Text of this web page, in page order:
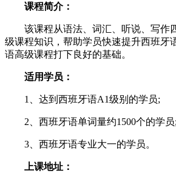
课程简介：
该课程从语法、词汇、听说、写作
级课程知识，帮助学员快速提升西班牙
语高级课程打下良好的基础。
适用学员：
1、达到西班牙语A1级别的学员;
2、西班牙语单词量约1500个的学员;
3、西班牙语专业大一的学员。
上课地址：